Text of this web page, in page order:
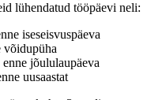
lühendatud tööpäevi neli:
iseseisvuspäeva
võidupüha
jõululaupäeva
uusaastat